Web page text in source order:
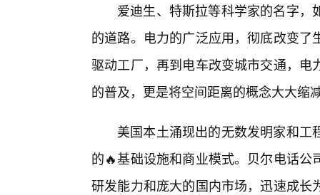
爱迪生、特斯拉等科学家的名字
的道路。电力的广泛应用，彻底改变
驱动工厂，再到电车改变城市交通，
的普及，更是将空间距离的概念大大缩
美国本土涌现出的无数发明家和
的🔥基础设施和商业模式。贝尔电话
研发能力和庞大的国内市场，迅速成